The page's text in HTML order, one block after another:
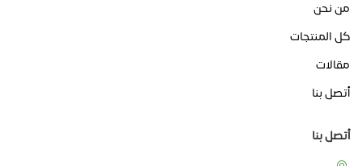
من نحن
كل المنتجات
مقالات
أتصل بنا
أتصل بنا